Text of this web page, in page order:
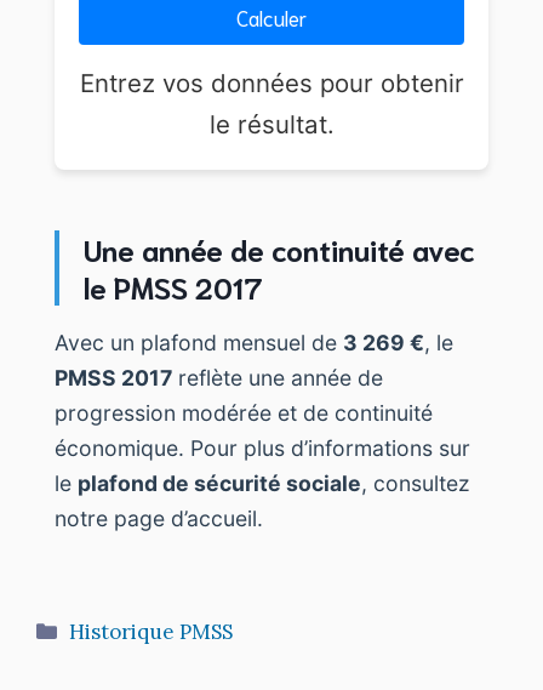
Calculer
Entrez vos données pour obtenir
le résultat.
Une année de continuité avec
le PMSS 2017
Avec un plafond mensuel de 3 269 €, le
PMSS 2017 reflète une année de
progression modérée et de continuité
économique. Pour plus d’informations sur
le plafond de sécurité sociale, consultez
notre page d’accueil.
Catégories
Historique PMSS